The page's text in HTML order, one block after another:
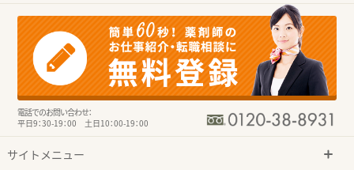
電話でのお問い合わせ：
平日9：30-19：00 土日10：00-19：00
サイトメニュー